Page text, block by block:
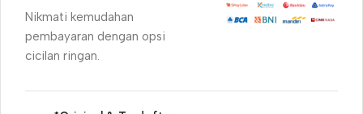
Nikmati kemudahan
pembayaran dengan opsi
cicilan ringan.